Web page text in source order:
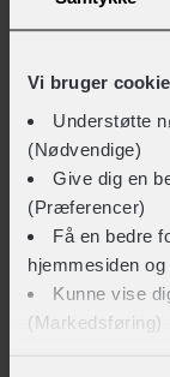
Vi bruger
Understøtte
(Nødvendige)
Give dig en
(Præferencer)
Få en bedre
hjemmesiden
Kunne vise
(Markedsføring)